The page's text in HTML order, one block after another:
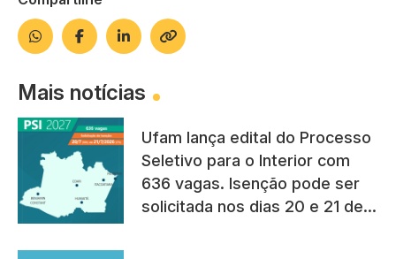
Mais notícias
Ufam lança edital do Processo
Seletivo para o Interior com
636 vagas. Isenção pode ser
solicitada nos dias 20 e 21 de